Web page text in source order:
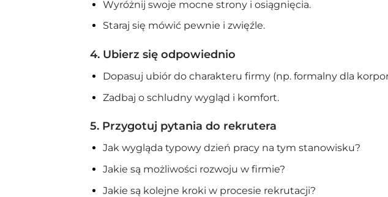
Wyróżnij swoje mocne strony i osiągnięcia.
Staraj się mówić pewnie i zwięźle.
4. Ubierz się odpowiednio
Dopasuj ubiór do charakteru firmy (np. formalny dla
Zadbaj o schludny wygląd i komfort.
5. Przygotuj pytania do rekrutera
Jak wygląda typowy dzień pracy na tym stanowisku?
Jakie są możliwości rozwoju w firmie?
Jakie są kolejne kroki w procesie rekrutacji?